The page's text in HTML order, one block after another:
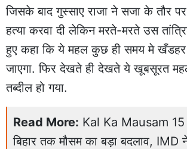
जिसके बाद गुस्साए राजा ने सजा के तौर
हत्या करवा दी लेकिन मरते-मरते उस
हुए कहा कि ये महल कुछ ही समय मे खँडहर
जाएगा. फिर देखते ही देखते ये खूबसूरत
तब्दील हो गया.
Read More: Kal Ka Mausam
बिहार तक मौसम का बड़ा बदलाव, IMD